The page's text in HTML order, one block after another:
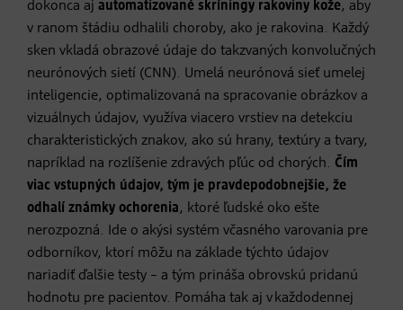
dokonca aj automatizované skríningy rakoviny kože, aby
v ranom štádiu odhalili choroby, ako je rakovina. Každý
sken vkladá obrazové údaje do takzvaných konvolučných
neurónových sietí (CNN). Umelá neurónová sieť umelej
inteligencie, optimalizovaná na spracovanie obrázkov a
vizuálnych údajov, využíva viacero vrstiev na detekciu
charakteristických znakov, ako sú hrany, textúry a tvary,
napríklad na rozlíšenie zdravých pľúc od chorých. Čím
viac vstupných údajov, tým je pravdepodobnejšie, že
odhalí známky ochorenia, ktoré ľudské oko ešte
nerozpozná. Ide o akýsi systém včasného varovania pre
odborníkov, ktorí môžu na základe týchto údajov
nariadiť ďalšie testy – a tým prináša obrovskú pridanú
hodnotu pre pacientov. Pomáha tak aj v každodennej